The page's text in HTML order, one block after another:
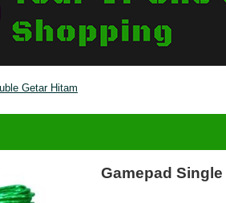
Getar Hitam
Gamepad